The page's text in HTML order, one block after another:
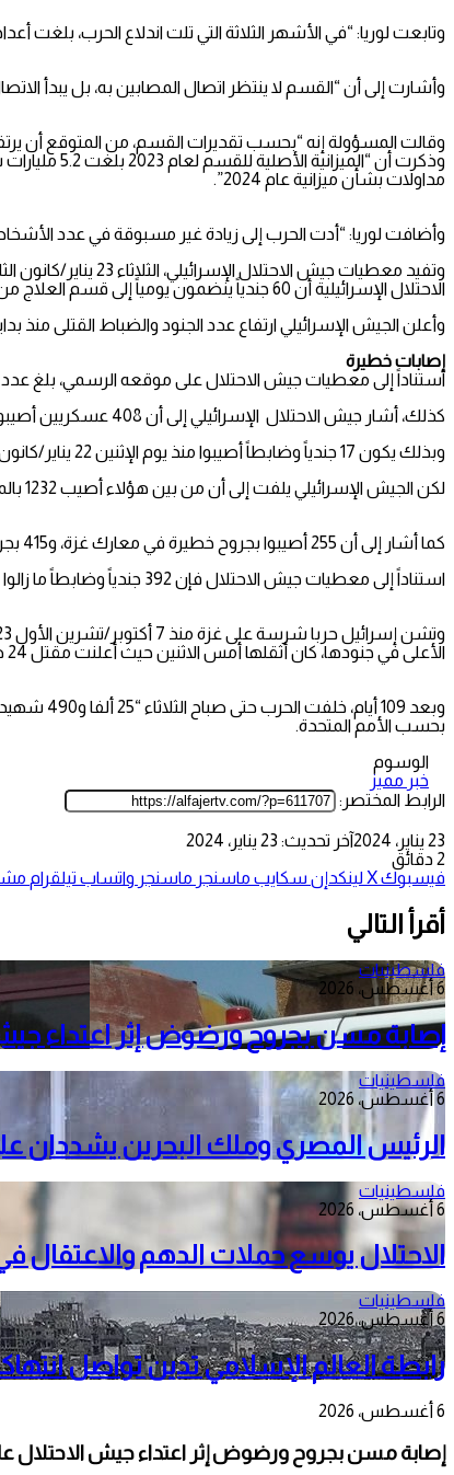
وتابعت لوريا: “في الأشهر الثلاثة التي تلت اندلاع الحرب، بلغت أعداد الذين
وأشارت إلى أن “القسم لا ينتظر اتصال المصابين به، بل يبدأ
وقالت المسؤولة إنه “بحسب تقديرات القسم، من المتوقع أن يرتفع حجم طلبات العلاج من متوسط 5000
مداولات بشأن ميزانية عام 2024”.
وأضافت لوريا: “أدت الحرب إلى زيادة غير مسبوقة في عدد
الاحتلال الإسرائيلية أن 60 جندياً ينضمون يومياً إلى قسم العلاج من أجل تلقي علاجات على الإصابات التي يتعرضون لها في ميدان المعركة.
وأعلن الجيش الإسرائيلي ارتفاع عدد الجنود والضباط القتلى منذ بداية الحرب في 7 أكتوبر/تشرين الأول إلى 556، بينهم 221 منذ بداية الحرب البرية في
إصابات خطيرة
استناداً إلى معطيات جيش الاحتلال على موقعه الرسمي، بلغ عدد الجنود والضباط الجرحى 2689 ارتفاعاً من 2672 الإثنين 22 يناير/كانون الثاني
كذلك، أشار جيش الاحتلال الإسرائيلي إلى أن 408 عسكريين أصيبوا بجروح خطيرة، و697 بجروح متوسطة، و1584 بجروح طفيفة.
وبذلك يكون 17 جندياً وضابطاً أصيبوا منذ يوم الإثنين 22 يناير/كانون الثاني 2024، دون تحديد أماكن الإصابة.
لكن الجيش الإسرائيلي يلفت إلى أن من بين هؤلاء أصيب 1232 بالمعارك البرية في قطاع غزة، ارتفاعاً من 1222 يوم الإثنين.
كما أشار إلى أن 255 أصيبوا بجروح خطيرة في معارك غزة، و415 بجروح متوسطة، و562 بجروح طفيفة، وبذلك يكون 10 أصيبوا بالمعارك البرية منذ يوم أمس.
استناداً إلى معطيات جيش الاحتلال فإن 392 جندياً وضابطاً ما زالوا يتلقون العلاج بالمستشفيات، بينهم 42 بحالة خطيرة و253 متوسطة و97 طفيفة.
الأعلى في جنودها، كان أثقلها أمس الاثنين حيث أعلنت مقتل 24 ضابطا وجنديا داخل القطاع في يوم واحد.
بحسب الأمم المتحدة.
الوسوم
خبر مميز
الرابط المختصر:
23 يناير، 2024
آخر تحديث: 23 يناير، 2024
2 دقائق
فيسبوك‫Xلينكدإن سكايب ماسنجر ماسنجر واتساب تيلقرام
أقرأ التالي
فلسطينيات
6 أغسطس، 2026
إصابة مسن بجروح ورضوض إثر اعتداء
فلسطينيات
6 أغسطس، 2026
الرئيس المصري وملك البحرين يشددان
فلسطينيات
6 أغسطس، 2026
الاحتلال يوسع حملات الدهم والاعتقال
فلسطينيات
6 أغسطس، 2026
رابطة العالم الإسلامي تدين تواصل
6 أغسطس، 2026
إصابة مسن بجروح ورضوض إثر اعتداء جيش الاحتلال